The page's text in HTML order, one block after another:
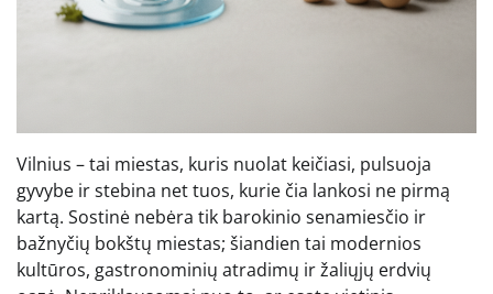
Vilnius – tai miestas, kuris nuolat keičiasi, pulsuoja
gyvybe ir stebina net tuos, kurie čia lankosi ne pirmą
kartą. Sostinė nebėra tik barokinio senamiesčio ir
bažnyčių bokštų miestas; šiandien tai modernios
kultūros, gastronominių atradimų ir žaliųjų erdvių